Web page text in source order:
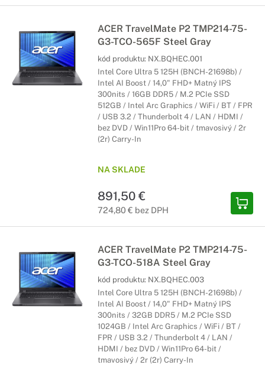
ACER TravelMate P2 TMP214-75-
G3-TCO-565F Steel Gray
kód produktu: NX.BQHEC.001
Intel Core Ultra 5 125H (BNCH-21698b) /
Intel AI Boost / 14,0" FHD+ Matný IPS
300nits / 16GB DDR5 / M.2 PCIe SSD
512GB / Intel Arc Graphics / WiFi / BT / FPR
/ USB 3.2 / Thunderbolt 4 / LAN / HDMI /
bez DVD / Win11Pro 64-bit / tmavosivý / 2r
(2r) Carry-In
NA SKLADE
891,50 €
724,80 € bez DPH
ACER TravelMate P2 TMP214-75-
G3-TCO-518A Steel Gray
kód produktu: NX.BQHEC.003
Intel Core Ultra 5 125H (BNCH-21698b) /
Intel AI Boost / 14,0" FHD+ Matný IPS
300nits / 32GB DDR5 / M.2 PCIe SSD
1024GB / Intel Arc Graphics / WiFi / BT /
FPR / USB 3.2 / Thunderbolt 4 / LAN /
HDMI / bez DVD / Win11Pro 64-bit /
tmavosivý / 2r (2r) Carry-In